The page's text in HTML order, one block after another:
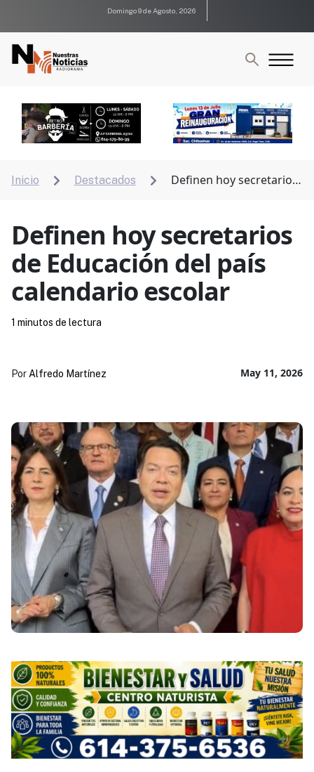
Domingo 9 de Agosto, 2026
Inicio  Destacados 
Definen hoy secretarios
Definen hoy secretarios
de Educación del país
calendario escolar
May 11, 2026
Por Alfredo Martínez
1 minutos de lectura